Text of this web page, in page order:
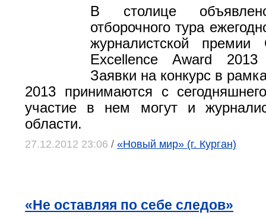
В столице
отборочного тура
журналистской премии
Excellence Award
Заявки на конкурс в
2013 принимаются с
участие в нем могут и
области.
27.12.2012 23:06 / «Новый мир» (г. Курган)
«Не оставляя по себе следов»